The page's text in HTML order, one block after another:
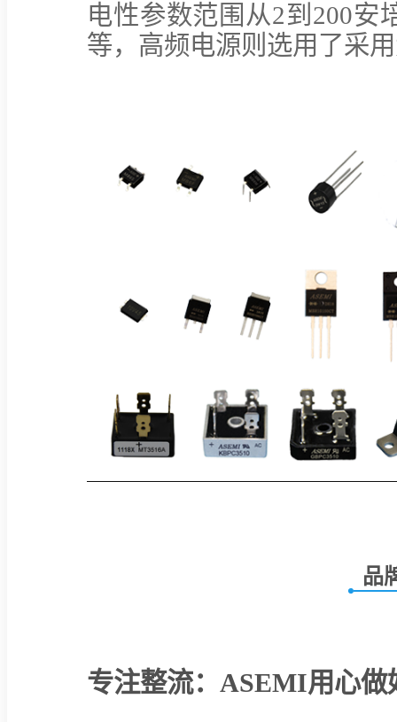
电性参数范围从2到200安
等，高频电源则选用了采
品
专注整流：ASEMI用心做